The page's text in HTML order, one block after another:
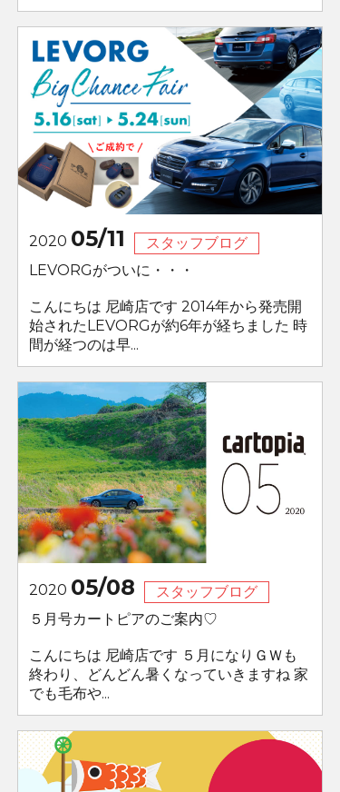
2020 05/11
スタッフブログ
LEVORGがついに・・・
こんにちは 尼崎店です 2014年から発売開
始されたLEVORGが約6年が経ちました 時
間が経つのは早...
2020 05/08
スタッフブログ
５月号カートピアのご案内♡
こんにちは 尼崎店です ５月になりＧＷも
終わり、どんどん暑くなっていきますね 家
でも毛布や...